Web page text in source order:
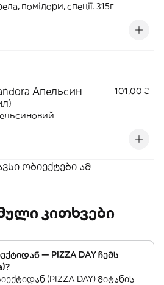
помідори, спеції. 315г
Апельсин
101,00 ₴
ობიექტები ამ
კითხვები
— PIZZA DAY ჩემს
(PIZZA DAY) მიტანის